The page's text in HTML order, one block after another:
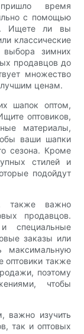
время
с помощью
Ищете ли вы
классические
зимних
продавцов до
множество
лучшим ценам.
шапок оптом,
оптовиков,
материалы,
ваши шапки
сезона. Кроме
стилей и
подойдут
также важно
продавцов.
специальные
заказы или
максимальную
оптовики также
поэтому
чтобы
важно изучить
так и оптовых